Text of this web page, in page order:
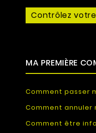
Contrôlez
MA PREMIÈRE
Comment passer
Comment annuler
Comment être